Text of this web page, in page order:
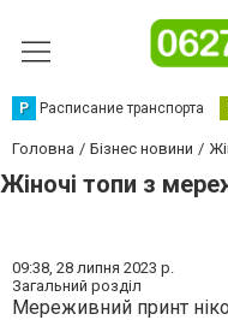
Р Расписание транспорта
Головна Бізнес новини
Жіночі топи з
09:38, 28 липня 2023 р.
Загальний розділ
Мереживний принт